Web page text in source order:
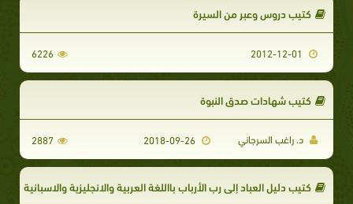
كتيب دروس وعبر من السيرة
6226
كتيب شهادات صدق النبوة
د. راغب السرجاني 2018-09-26
2887
كتيب دليل العباد إلى رب الأرباب بااللغة العربية والانجليزية والاسبانية